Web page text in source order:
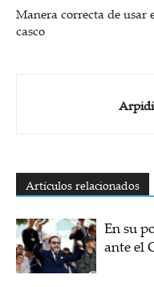
Manera correcta de usar
casco
Artículos relacionados
En su
ante el